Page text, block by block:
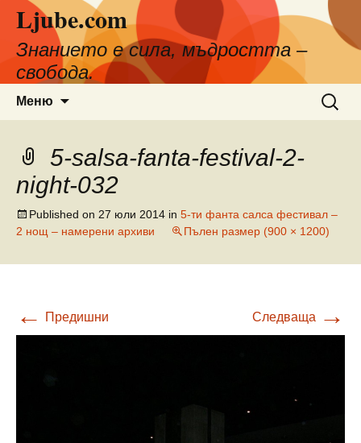
съдържанието
Ljube.com
Знанието е сила, мъдростта –
свобода.
Меню
за:
5-salsa-fanta-festival-2-
night-032
Published on 27 юли 2014 in 5-ти фанта салса фестивал –
2 нощ – намерени архиви
Пълен размер (900 × 1200)
← Предишни Следваща →